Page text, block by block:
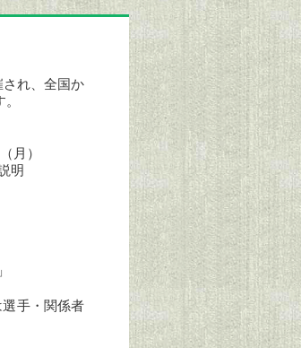
れ、全国か
月）
明
手・関係者